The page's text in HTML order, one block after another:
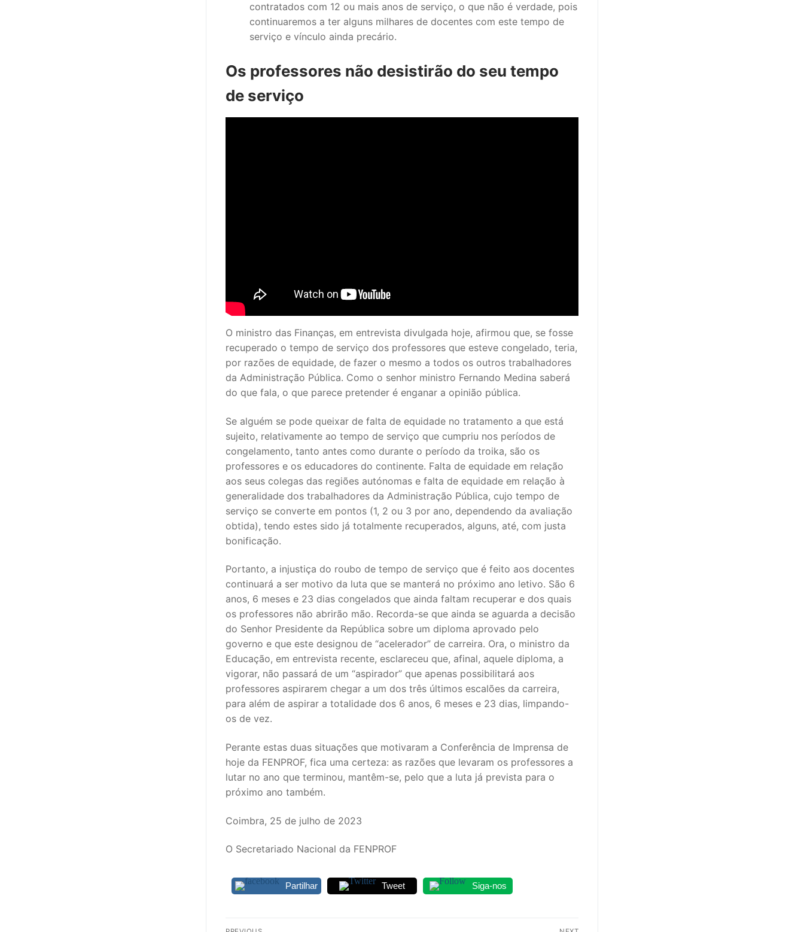
contratados com 12 ou mais anos de serviço, o que não é verdade, pois
continuaremos a ter alguns milhares de docentes com este tempo de
serviço e vínculo ainda precário.
Os professores não desistirão do seu tempo
de serviço
O ministro das Finanças, em entrevista divulgada hoje, afirmou que, se fosse
recuperado o tempo de serviço dos professores que esteve congelado, teria,
por razões de equidade, de fazer o mesmo a todos os outros trabalhadores
da Administração Pública. Como o senhor ministro Fernando Medina saberá
do que fala, o que parece pretender é enganar a opinião pública.
Se alguém se pode queixar de falta de equidade no tratamento a que está
sujeito, relativamente ao tempo de serviço que cumpriu nos períodos de
congelamento, tanto antes como durante o período da troika, são os
professores e os educadores do continente. Falta de equidade em relação
aos seus colegas das regiões autónomas e falta de equidade em relação à
generalidade dos trabalhadores da Administração Pública, cujo tempo de
serviço se converte em pontos (1, 2 ou 3 por ano, dependendo da avaliação
obtida), tendo estes sido já totalmente recuperados, alguns, até, com justa
bonificação.
Portanto, a injustiça do roubo de tempo de serviço que é feito aos docentes
continuará a ser motivo da luta que se manterá no próximo ano letivo. São 6
anos, 6 meses e 23 dias congelados que ainda faltam recuperar e dos quais
os professores não abrirão mão. Recorda-se que ainda se aguarda a decisão
do Senhor Presidente da República sobre um diploma aprovado pelo
governo e que este designou de “acelerador” de carreira. Ora, o ministro da
Educação, em entrevista recente, esclareceu que, afinal, aquele diploma, a
vigorar, não passará de um “aspirador” que apenas possibilitará aos
professores aspirarem chegar a um dos três últimos escalões da carreira,
para além de aspirar a totalidade dos 6 anos, 6 meses e 23 dias, limpando-
os de vez.
Perante estas duas situações que motivaram a Conferência de Imprensa de
hoje da FENPROF, fica uma certeza: as razões que levaram os professores a
lutar no ano que terminou, mantêm-se, pelo que a luta já prevista para o
próximo ano também.
Coimbra, 25 de julho de 2023
O Secretariado Nacional da FENPROF
Partilhar Tweet Siga-nos